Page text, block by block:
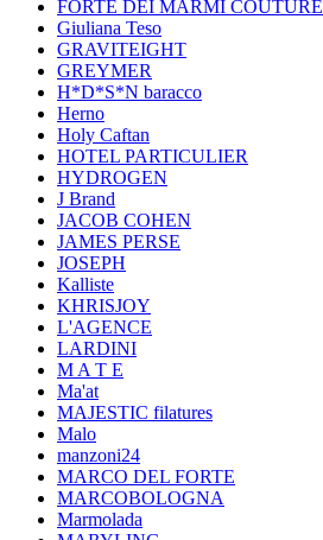
FORTE DEI MARMI COUTURE
Giuliana Teso
GRAVITEIGHT
GREYMER
H*D*S*N baracco
Herno
Holy Caftan
HOTEL PARTICULIER
HYDROGEN
J Brand
JACOB COHEN
JAMES PERSE
JOSEPH
Kalliste
KHRISJOY
L'AGENCE
LARDINI
M A T E
Ma'at
MAJESTIC filatures
Malo
manzoni24
MARCO DEL FORTE
MARCOBOLOGNA
Marmolada